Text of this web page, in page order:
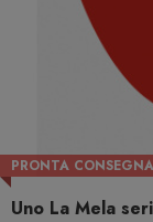
PRONTA CONSEGNA
Uno La Mela